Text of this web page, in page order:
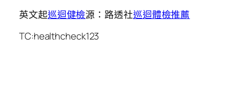
英文起巡迴健檢源：路透社巡迴體檢推薦
TC:healthcheck123